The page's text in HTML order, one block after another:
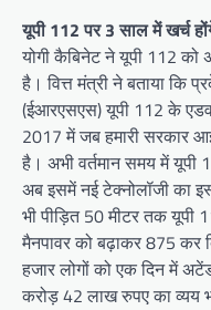
यूपी 112 पर 3 साल में खर्च
योगी कैबिनेट ने यूपी 112 को
है। वित्त मंत्री ने बताया कि
(ईआरएसएस) यूपी 112 के
2017 में जब हमारी सरकार
है। अभी वर्तमान समय में यूपी
अब इसमें नई टेक्नोलॉजी का
भी पीड़ित 50 मीटर तक
मैनपावर को बढ़ाकर 875
हजार लोगों को एक दिन में
करोड़ 42 लाख रुपए का व्यय